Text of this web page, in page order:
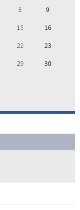
8 9
15 16
22 23
29 30